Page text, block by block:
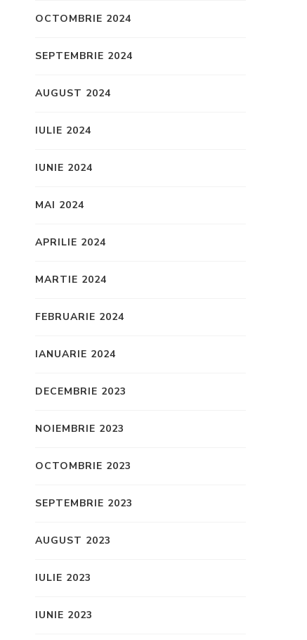
OCTOMBRIE 2024
SEPTEMBRIE 2024
AUGUST 2024
IULIE 2024
IUNIE 2024
MAI 2024
APRILIE 2024
MARTIE 2024
FEBRUARIE 2024
IANUARIE 2024
DECEMBRIE 2023
NOIEMBRIE 2023
OCTOMBRIE 2023
SEPTEMBRIE 2023
AUGUST 2023
IULIE 2023
IUNIE 2023